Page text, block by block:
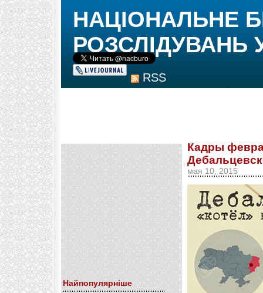
RSS
НАЦІОНАЛЬНЕ
РОЗСЛІДУВАНЬ
Найпопулярніше
Кадры
мая 10, 2015